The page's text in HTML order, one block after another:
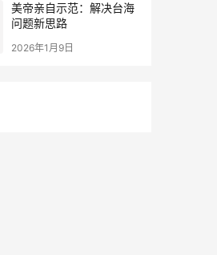
美帝亲自示范：解决台海
问题新思路
2026年1月9日